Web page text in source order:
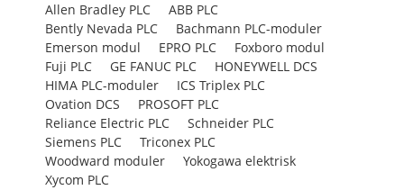
Allen Bradley PLC
ABB PLC
Bently Nevada PLC
Bachmann PLC-moduler
Emerson modul
EPRO PLC
Foxboro modul
Fuji PLC
GE FANUC PLC
HONEYWELL DCS
HIMA PLC-moduler
ICS Triplex PLC
Ovation DCS
PROSOFT PLC
Reliance Electric PLC
Schneider PLC
Siemens PLC
Triconex PLC
Woodward moduler
Yokogawa elektrisk
Xycom PLC